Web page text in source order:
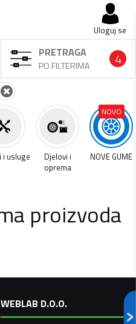
Uloguj se
PRETRAGA
PO FILTERIMA 4
i usluge
Djelovi i
oprema
NOVO
NOVE GUME
proizvoda
WEBLAB D.O.O.